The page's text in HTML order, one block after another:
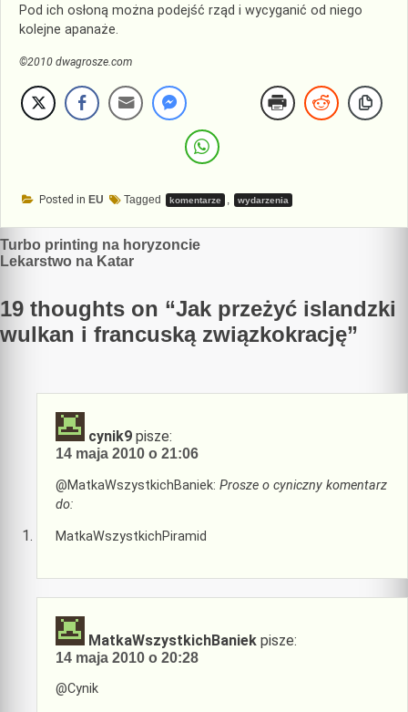
Pod ich osłoną można podejść rząd i wycyganić od niego
kolejne apanaże.
©2010 dwagrosze.com
Posted in EU Tagged komentarze wydarzenia
Nawigacja
wpisu
Turbo printing na horyzoncie
Lekarstwo na Katar
19 thoughts on “Jak przeżyć islandzki
wulkan i francuską związkokrację”
cynik9 pisze:
14 maja 2010 o 21:06
@MatkaWszystkichBaniek: Prosze o cyniczny komentarz
do:
MatkaWszystkichPiramid
MatkaWszystkichBaniek pisze:
14 maja 2010 o 20:28
@Cynik